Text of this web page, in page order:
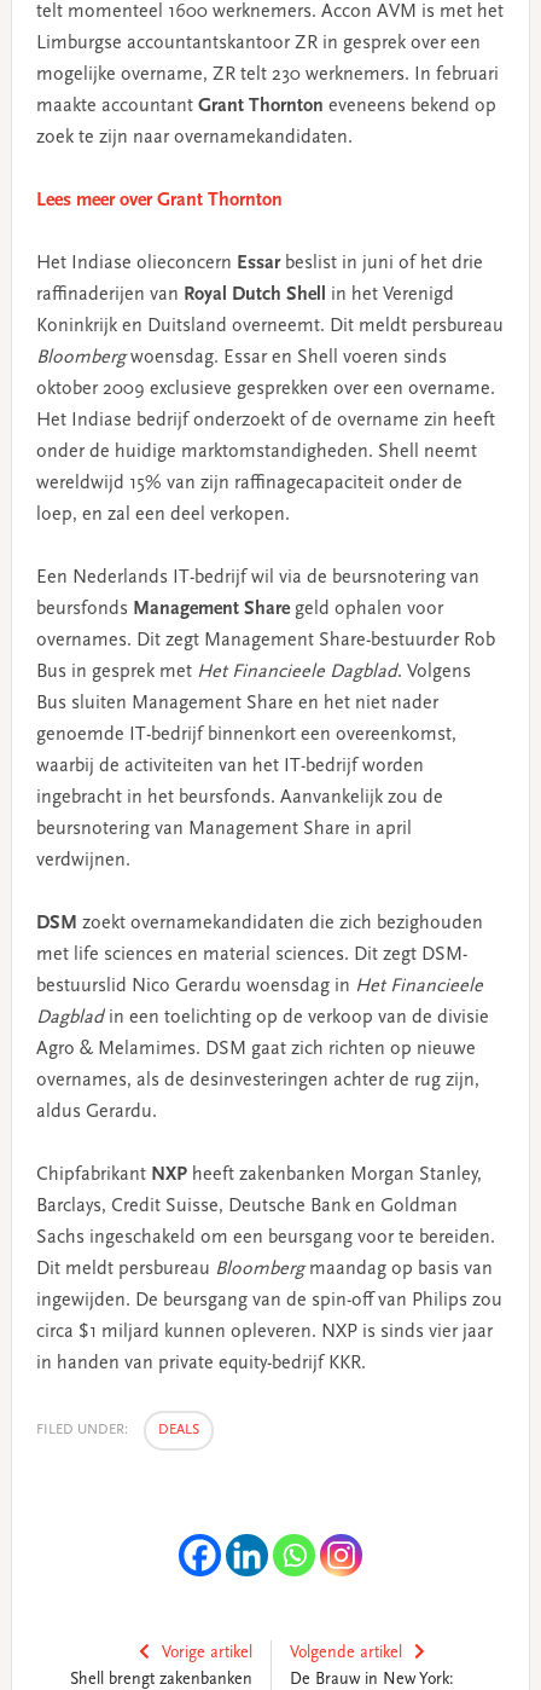
telt momenteel 1600 werknemers. Accon AVM is met het
Limburgse accountantskantoor ZR in gesprek over een
mogelijke overname, ZR telt 230 werknemers. In februari
maakte accountant Grant Thornton eveneens bekend op
zoek te zijn naar overnamekandidaten.
Lees meer over Grant Thornton
Het Indiase olieconcern Essarbeslist in juni of het drie
raffinaderijen van Royal Dutch Shell
in het Verenigd
Koninkrijk en Duitsland overneemt. Dit meldt persbureau
Bloombergwoensdag. Essar en Shell voeren sinds
oktober 2009 exclusieve gesprekken over een overname.
Het Indiase bedrijf onderzoekt of de overname zin heeft
onder de huidige marktomstandigheden. Shell neemt
wereldwijd 15% van zijn raffinagecapaciteit onder de
loep, en zal een deel verkopen.
Een Nederlands IT-bedrijf wil via de beursnotering van
beursfonds Management Sharegeld ophalen voor
overnames. Dit zegt Management Share-bestuurder Rob
Bus in gesprek met Het Financieele Dagblad. Volgens
Bus sluiten Management Share en het niet nader
genoemde IT-bedrijf binnenkort een overeenkomst,
waarbij de activiteiten van het IT-bedrijf worden
ingebracht in het beursfonds. Aanvankelijk zou de
beursnotering van Management Share in april
verdwijnen.
DSM zoekt overnamekandidaten die zich bezighouden
met life sciences en material sciences. Dit zegt DSM-
bestuurslid Nico Gerardu woensdag in Het Financieele
Dagbladin een toelichting op de verkoop van de divisie
Agro & Melamimes. DSM gaat zich richten op nieuwe
overnames, als de desinvesteringen achter de rug zijn,
aldus Gerardu.
Chipfabrikant NXPheeft zakenbanken Morgan Stanley,
Barclays, Credit Suisse, Deutsche Bank en Goldman
Sachs ingeschakeld om een beursgang voor te bereiden.
Dit meldt persbureau Bloombergmaandag op basis van
ingewijden. De beursgang van de spin-off van Philips zou
circa $1 miljard kunnen opleveren. NXP is sinds vier jaar
in handen van private equity-bedrijf KKR.
FILED UNDER: DEALS
Vorige artikel
Shell brengt zakenbanken
Volgende artikel
De Brauw in New York: